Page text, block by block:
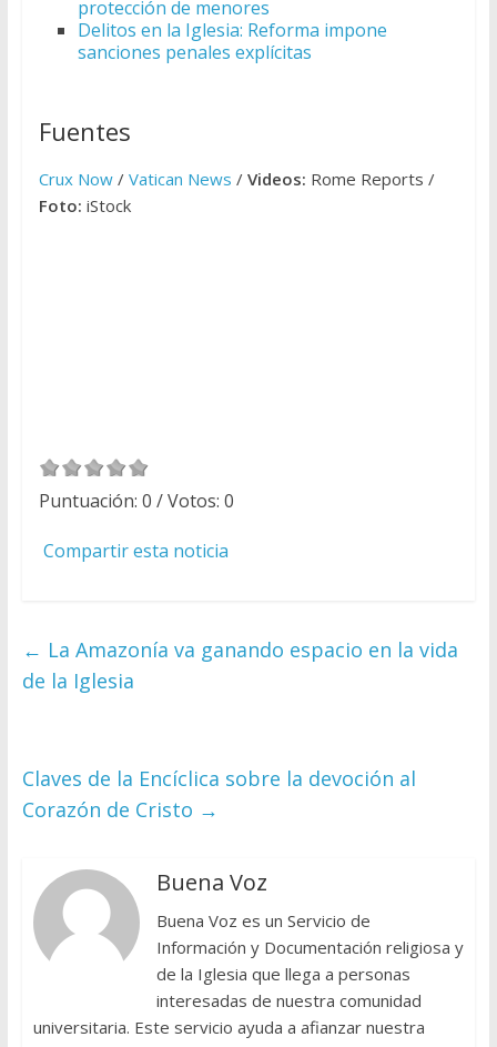
protección de menores
Delitos en la Iglesia: Reforma impone
sanciones penales explícitas
Fuentes
Crux Now/ Vatican News / Videos: Rome Reports /
Foto: iStock
Puntuación: 0 / Votos: 0
Compartir esta noticia
← La Amazonía va ganando espacio en la vida
de la Iglesia
Claves de la Encíclica sobre la devoción al
Corazón de Cristo →
Buena Voz
Buena Voz es un Servicio de
Información y Documentación religiosa y
de la Iglesia que llega a personas
interesadas de nuestra comunidad
universitaria. Este servicio ayuda a afianzar nuestra